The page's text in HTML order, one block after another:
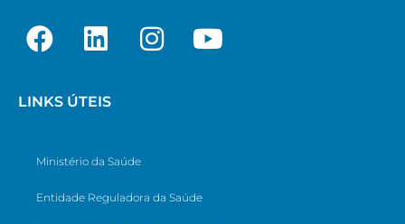
LINKS ÚTEIS
Ministério da Saúde
Entidade Reguladora da Saúde